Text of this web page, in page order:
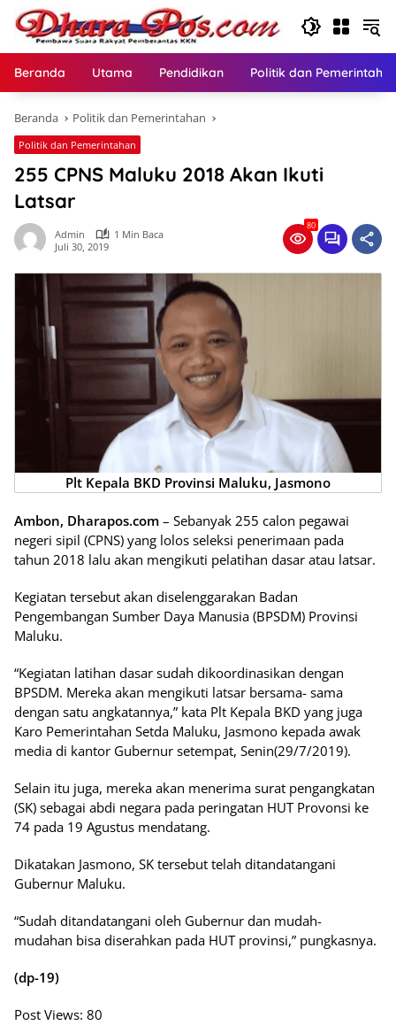
Langsung
konten
Beranda Utama Pendidikan Politik dan
Beranda Politik dan Pemerintahan
Politik dan Pemerintahan
255 CPNS Maluku 2018 Akan Ikuti
Latsar
Admin
1 Min Baca
Juli 30, 2019
80
Plt Kepala BKD Provinsi Maluku, Jasmono
Ambon, Dharapos.com – Sebanyak 255 calon pegawai
negeri sipil (CPNS) yang lolos seleksi penerimaan pada
tahun 2018 lalu akan mengikuti pelatihan dasar atau latsar.
Kegiatan tersebut akan diselenggarakan Badan
Pengembangan Sumber Daya Manusia (BPSDM) Provinsi
Maluku.
“Kegiatan latihan dasar sudah dikoordinasikan dengan
BPSDM. Mereka akan mengikuti latsar bersama- sama
dengan satu angkatannya,” kata Plt Kepala BKD yang juga
Karo Pemerintahan Setda Maluku, Jasmono kepada awak
media di kantor Gubernur setempat, Senin(29/7/2019).
Selain itu juga, mereka akan menerima surat pengangkatan
(SK) sebagai abdi negara pada peringatan HUT Provonsi ke
74 pada 19 Agustus mendatang.
Dikatakan Jasmono, SK tersebut telah ditandatangani
Gubernur Maluku.
“Sudah ditandatangani oleh Gubernur dan mudah-
mudahan bisa diserahkan pada HUT provinsi,” pungkasnya.
(dp-19)
Post Views: 80